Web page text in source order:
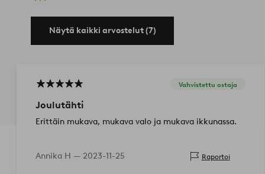
Näytä kaikki arvostelut (7)
Vahvistettu ostaja
Joulutähti
Erittäin mukava, mukava valo ja mukava ikkunassa.
Annika H — 2023-11-25 Raportoi